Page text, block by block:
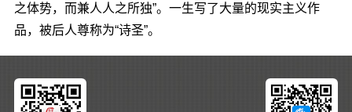
之体势，而兼人人之所独”。一生写了大量的现实主义作
品，被后人尊称为“诗圣”。